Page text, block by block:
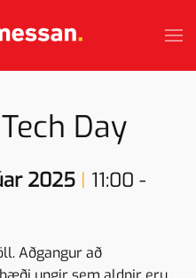
Tech Day
2025 | 11:00 -
Aðgangur að